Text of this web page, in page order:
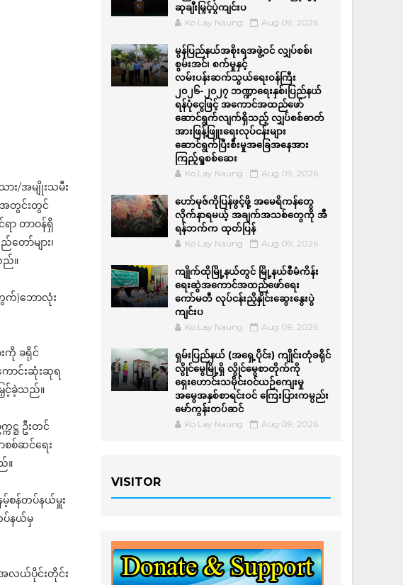
ား/အမျိုးသမီး
အတွင်းတွင်
ာ တာဝန်ရှိ
ော်များ၊
ည်။
က်)ဘောလုံး
ကို ခရိုင်
ောင်းဆုံးဆုရ
ြှင့်ခဲ့သည်။
ဌ ဦးတင်
စ်ဆင်ရေး
။
စန်တပ်နယ်မှူး
ပ်နယ်မှ
လယ်ပိုင်းတိုင်း
ဆုချီးမြှင့်ပွဲကျင်းပ
Ko Lay Naung Aug 09, 2026
မွန်ပြည်နယ်အစိုးရအဖွဲ့ဝင် လျှပ်စစ်၊
စွမ်းအင်၊ စက်မှုနှင့်
လမ်းပန်းဆက်သွယ်ရေးဝန်ကြီး
၂၀၂၆-၂၀၂၇ ဘဏ္ဍာရေးနှစ်၊ပြည်နယ်
ရန်ပုံငွေဖြင့် အကောင်အထည်ဖော်
ဆောင်ရွက်လျက်ရှိသည့် လျှပ်စစ်ဓာတ်
အားဖြန့်ဖြူးရေးလုပ်ငန်းများ
ဆောင်ရွက်ပြီးစီးမှုအခြေအနေအား
ကြည့်ရှုစစ်ဆေး
Ko Lay Naung Aug 09, 2026
ဟော်မုဇ်ကိုပြန်ဖွင့်ဖို့ အမေရိကန်တွေ
လိုက်နာရမယ့် အချက်အသစ်တွေကို အီ
ရန်ဘက်က ထုတ်ပြန်
Ko Lay Naung Aug 09, 2026
ကျိုက်ထိုမြို့နယ်တွင် မြို့နယ်စီမံကိန်း
ရေးဆွဲအကောင်အထည်ဖော်ရေး
ကော်မတီ လုပ်ငန်းညှိနှိုင်းဆွေးနွေးပွဲ
ကျင်းပ
Ko Lay Naung Aug 09, 2026
ရှမ်းပြည်နယ် (အရှေ့ပိုင်း) ကျိုင်းတုံခရိုင်
လွိုင်မွေမြို့ရှိ လွိုင်မွေစာတိုက်ကို
ရှေးဟောင်းသမိုင်းဝင်ယဉ်ကျေးမှု
အမွေအနှစ်စာရင်းဝင် ကြေးပြားကမ္ပည်း
မော်ကွန်းတပ်ဆင်
Ko Lay Naung Aug 09, 2026
VISITOR